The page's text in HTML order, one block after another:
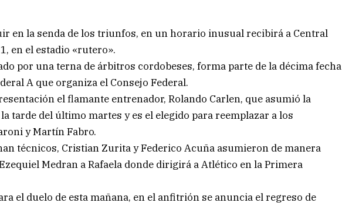
en la senda de los triunfos, en un horario inusual recibirá a Central
en el estadio «rutero».
por una terna de árbitros cordobeses, forma parte de la décima fecha
A que organiza el Consejo Federal.
el flamante entrenador, Rolando Carlen, que asumió la
tarde del último martes y es el elegido para reemplazar a los
y Martín Fabro.
técnicos, Cristian Zurita y Federico Acuña asumieron de manera
Medran a Rafaela donde dirigirá a Atlético en la Primera
el duelo de esta mañana, en el anfitrión se anuncia el regreso de